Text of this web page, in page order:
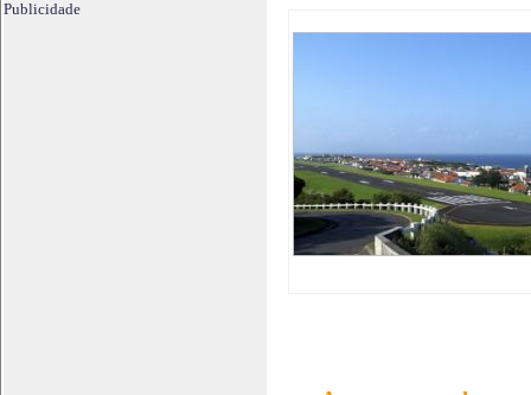
Publicidade